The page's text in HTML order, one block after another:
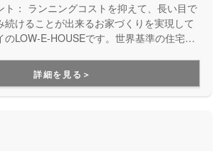
： ランニングコストを抑えて、長い目で
続けることが出来るお家づくりを実現して
のLOW-E-HOUSEです。世界基準の住宅性
ができる高性能なお家づくりを得意として
た、土地探しについてもグループ会社にて
ので、土地探しからのお客様でもしっかり
詳細を見る＞